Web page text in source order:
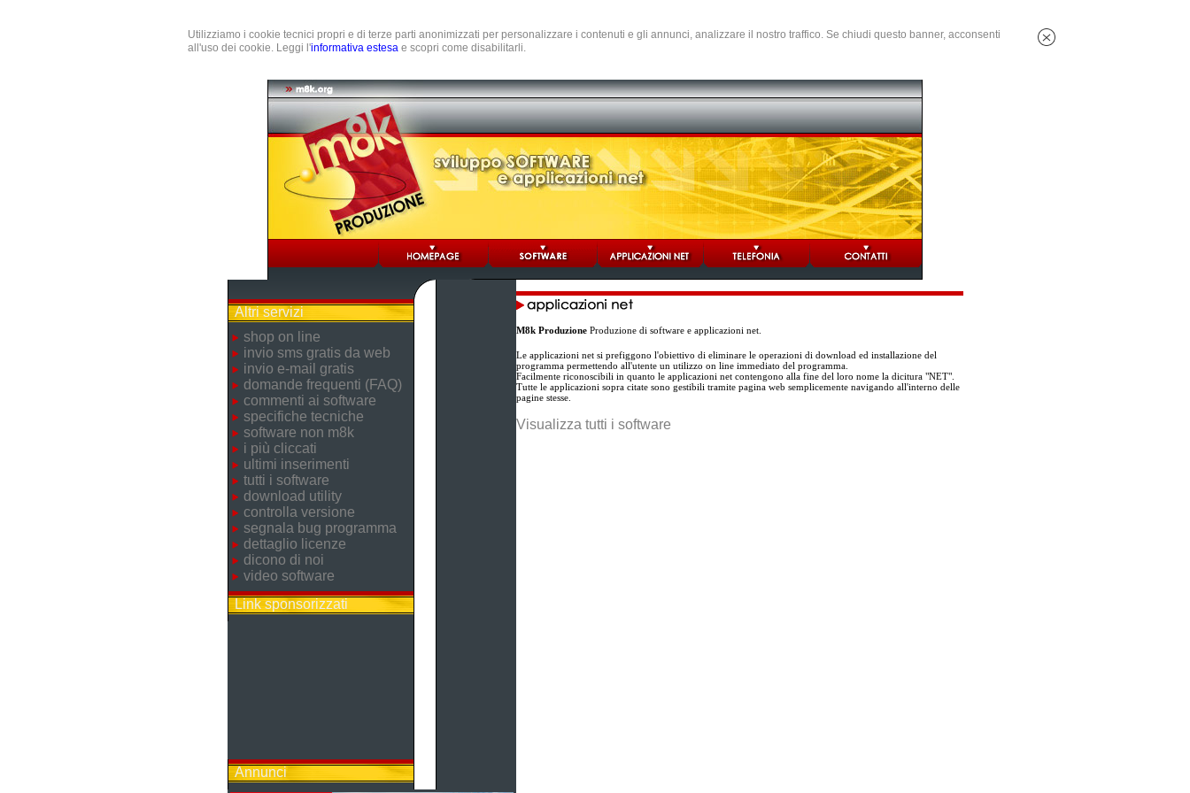
Utilizziamo i cookie tecnici propri e di terze parti anonimizzati per personalizzare i contenuti e gli annunci, analizzare il nostro traffico. Se chiudi questo banner, acconsenti
all'uso dei cookie. Leggi l'informativa estesa e scopri come disabilitarli.
Altri servizi
shop on line
invio sms gratis da web
invio e-mail gratis
domande frequenti (FAQ)
commenti ai software
specifiche tecniche
software non m8k
i più cliccati
ultimi inserimenti
tutti i software
download utility
controlla versione
segnala bug programma
dettaglio licenze
dicono di noi
video software
Link sponsorizzati
Annunci
M8k ProduzioneProduzione di software e applicazioni net.
Le applicazioni net si prefiggono l'obiettivo di eliminare le operazioni di download ed installazione del
programma permettendo all'utente un utilizzo on line immediato del programma.
Facilmente riconoscibili in quanto le applicazioni net contengono alla fine del loro nome la dicitura "NET".
Tutte le applicazioni sopra citate sono gestibili tramite pagina web semplicemente navigando all'interno delle
pagine stesse.
Visualizza tutti i software